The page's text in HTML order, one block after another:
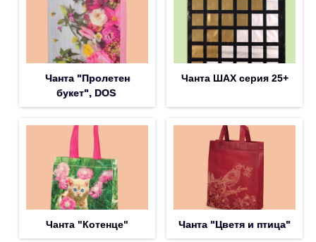
Чанта "Пролетен
букет", DOS
Чанта ШАХ серия 25+
Чанта "Котенце" Чанта "Цветя и птица"